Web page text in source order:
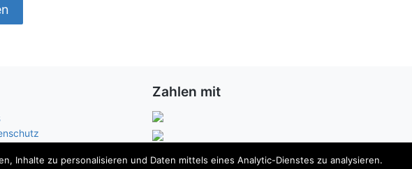
Zahlen mit
Inhalte zu personalisieren und Daten mittels eines Analytic-Dienstes zu analysieren.